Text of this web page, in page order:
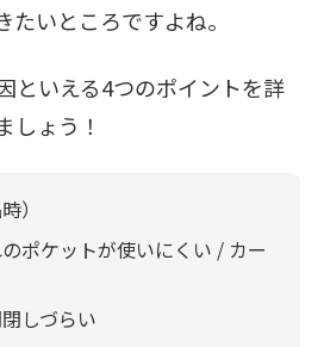
たいところですよね。
といえる4つのポイントを詳
しょう！
）
ポケットが使いにくい / カー
しづらい